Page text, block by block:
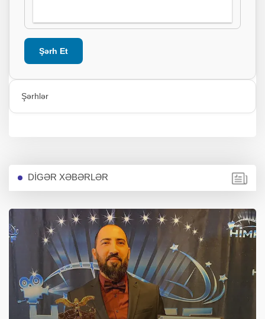
Şərh Et
Şərhlər
DİGƏR XƏBƏRLƏR